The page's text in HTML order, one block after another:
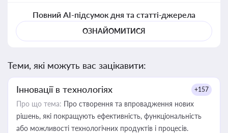
Повний AI-підсумок дня та статті-джерела
ОЗНАЙОМИТИСЯ
Теми, які можуть вас зацікавити:
Інновації в технологіях +157
Про що тема: Про створення та впровадження нових
рішень, які покращують ефективність, функціональність
або можливості технологічних продуктів і процесів.